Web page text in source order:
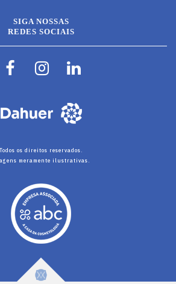
SIGA NOSSAS
REDES SOCIAIS
Todos os direitos reservados.
meramente ilustrativas.